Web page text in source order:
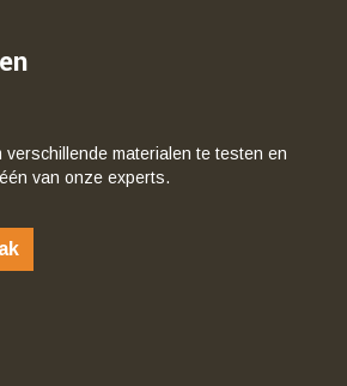
verschillende materialen te testen en
van onze experts.